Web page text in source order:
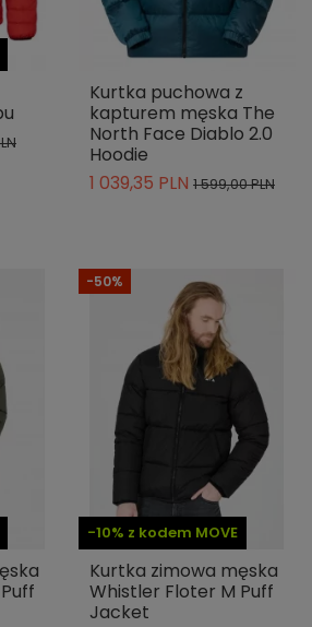
Kurtka puchowa z
kapturem męska The
North Face Diablo 2.0
Hoodie
1 039,35 PLN 1 599,00 PLN
-10% z kodem MOVE
-50%
Kurtka zimowa męska
Whistler Floter M Puff
Jacket